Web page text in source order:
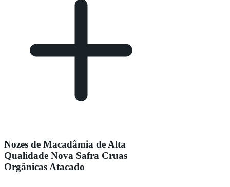
Nozes de Macadâmia de Alta
Qualidade Nova Safra Cruas
Orgânicas Atacado